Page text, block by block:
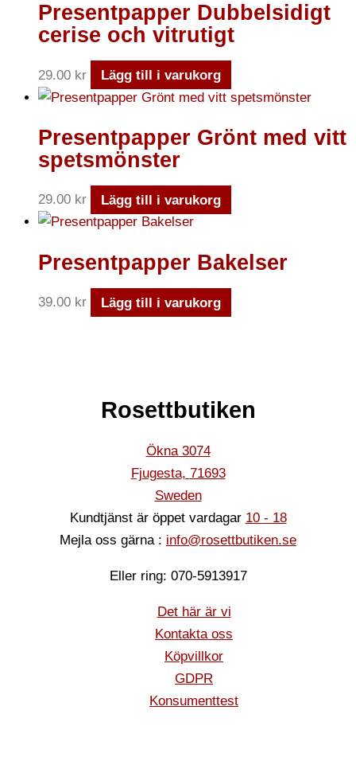
Presentpapper Dubbelsidigt
cerise och vitrutigt
29.00 kr Lägg till i varukorg
Presentpapper Grönt med vitt
spetsmönster
29.00 kr Lägg till i varukorg
Presentpapper Bakelser
39.00 kr Lägg till i varukorg
Rosettbutiken
Ökna 3074
Fjugesta, 71693
Sweden
Kundtjänst är öppet vardagar 10 - 18
Mejla oss gärna : info@rosettbutiken.se
Eller ring: 070-5913917
Det här är vi
Kontakta oss
Köpvillkor
GDPR
Konsumenttest